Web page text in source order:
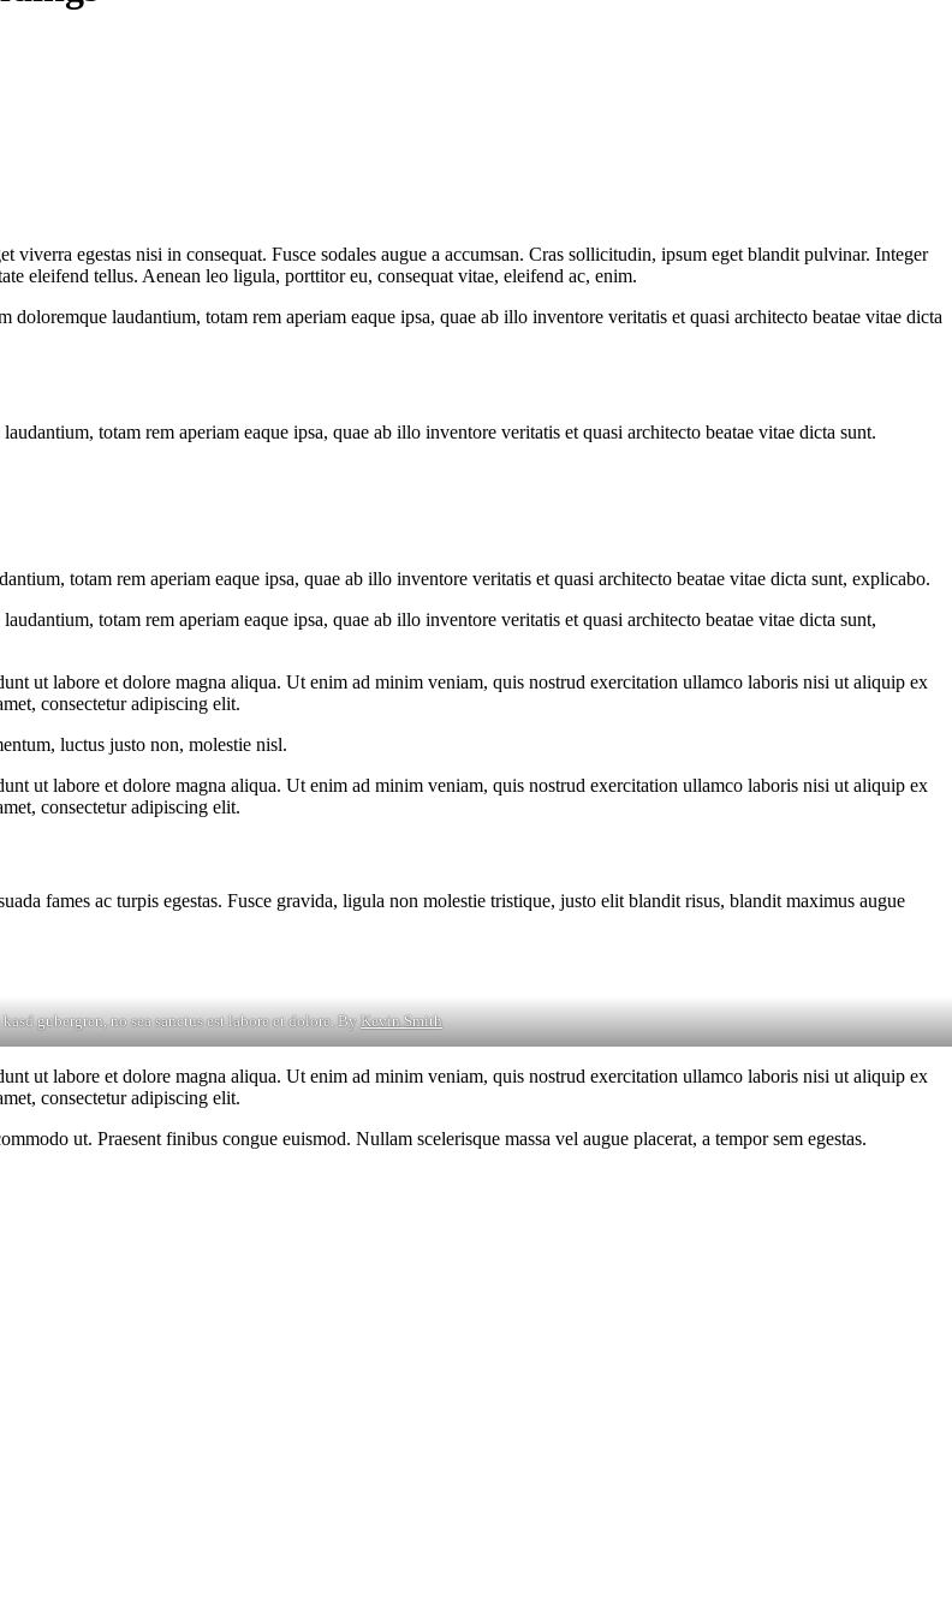
viverra egestas nisi in consequat. Fusce sodales augue a accumsan. Cras sollicitudin, ipsum eget blandit pulvinar. Integer
eleifend tellus. Aenean leo ligula, porttitor eu, consequat vitae, eleifend ac, enim.
doloremque laudantium, totam rem aperiam eaque ipsa, quae ab illo inventore veritatis et quasi architecto beatae vitae dicta
totam rem aperiam eaque ipsa, quae ab illo inventore veritatis et quasi architecto beatae vitae dicta sunt.
totam rem aperiam eaque ipsa, quae ab illo inventore veritatis et quasi architecto beatae vitae dicta sunt, explicabo.
totam rem aperiam eaque ipsa, quae ab illo inventore veritatis et quasi architecto beatae vitae dicta sunt,
ut labore et dolore magna aliqua. Ut enim ad minim veniam, quis nostrud exercitation ullamco laboris nisi ut aliquip ex
consectetur adipiscing elit.
luctus justo non, molestie nisl.
ut labore et dolore magna aliqua. Ut enim ad minim veniam, quis nostrud exercitation ullamco laboris nisi ut aliquip ex
consectetur adipiscing elit.
fames ac turpis egestas. Fusce gravida, ligula non molestie tristique, justo elit blandit risus, blandit maximus augue
gubergren, no sea sanctus est labore et dolore. ByKevin Smith
ut labore et dolore magna aliqua. Ut enim ad minim veniam, quis nostrud exercitation ullamco laboris nisi ut aliquip ex
consectetur adipiscing elit.
ut. Praesent finibus congue euismod. Nullam scelerisque massa vel augue placerat, a tempor sem egestas.